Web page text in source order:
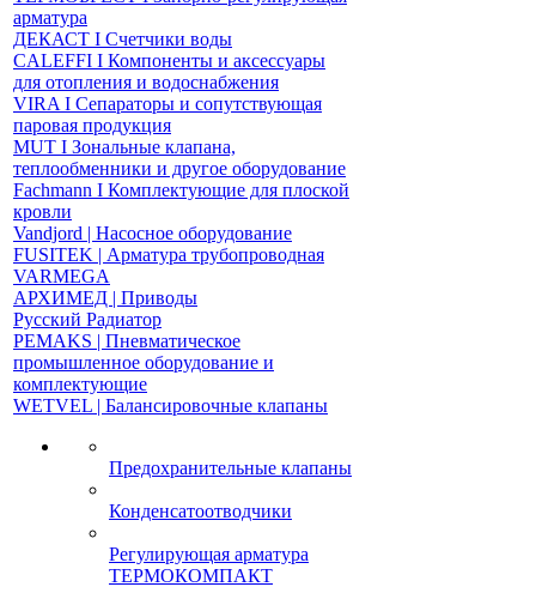
арматура
ДЕКАСТ І Счетчики воды
CALEFFI І Компоненты и аксессуары
для отопления и водоснабжения
VIRA І Сепараторы и сопутствующая
паровая продукция
MUT І Зональные клапана,
теплообменники и другое оборудование
Fachmann І Комплектующие для плоской
кровли
Vandjord | Насосное оборудование
FUSITEK | Арматура трубопроводная
VARMEGA
АРХИМЕД | Приводы
Русский Радиатор
PEMAKS | Пневматическое
промышленное оборудование и
комплектующие
WETVEL | Балансировочные клапаны
Предохранительные клапаны
Конденсатоотводчики
Регулирующая арматура
ТЕРМОКОМПАКТ